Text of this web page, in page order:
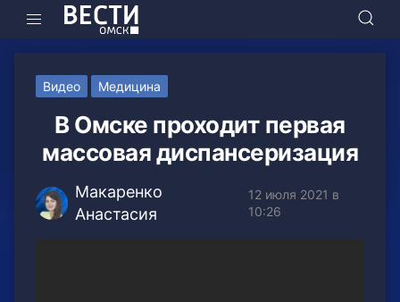
Видео Медицина
В Омске проходит первая
массовая диспансеризация
Макаренко
Анастасия
12 июля 2021 в
10:26